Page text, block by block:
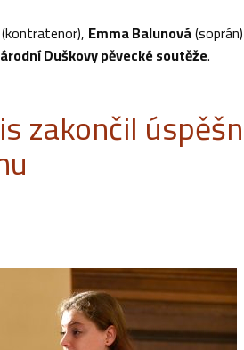
(kontratenor), Emma Balunová
Duškovy pěvecké soutěže.
zakončil